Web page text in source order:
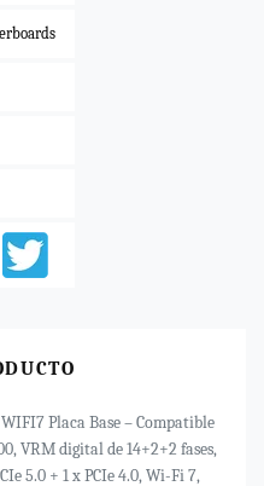
Placa Base – Compatible
VRM digital de 14+2+2 fases,
5.0 + 1 x PCIe 4.0, Wi-Fi 7,